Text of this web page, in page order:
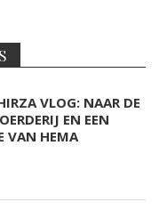
VLOG: NAAR DE
EN EEN
VAN HEMA